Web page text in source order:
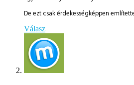
De ezt csak érdekességképpen
Válasz